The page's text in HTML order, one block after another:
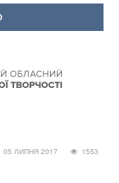
05 ЛИПНЯ 2017 1553